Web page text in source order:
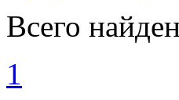
Всего
1